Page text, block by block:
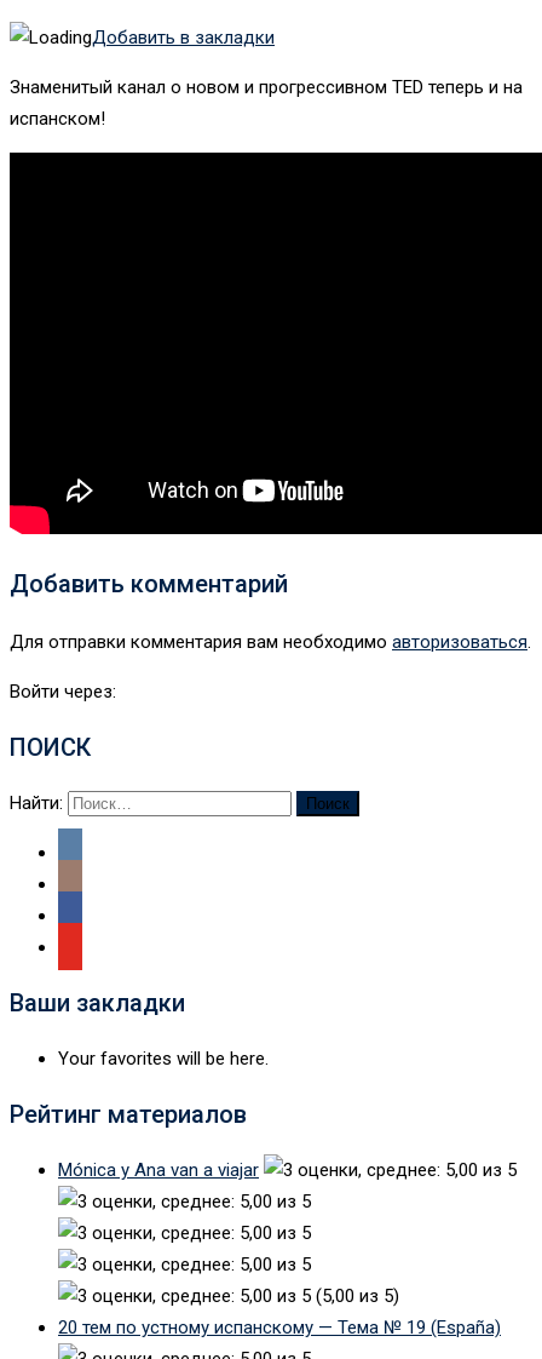
Добавить в закладки
Знаменитый канал о новом и прогрессивном TED теперь и на
испанском!
Добавить комментарий
Для отправки комментария вам необходимо авторизоваться
Войти через:
ПОИСК
Найти:
Ваши закладки
Your favorites will be here.
Рейтинг материалов
Mónica y Ana van a viajar
(5,00 из 5)
20 тем по устному испанскому — Тема № 19 (España)